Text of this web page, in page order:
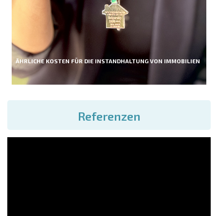
ÄHRLICHE KOSTEN FÜR DIE INSTANDHALTUNG VON IMMOBILIEN
Referenzen